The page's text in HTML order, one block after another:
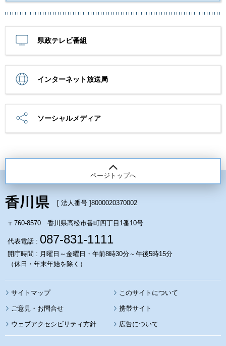
県政テレビ番組
インターネット放送局
ソーシャルメディア
ページトップへ
[ 法人番号 ]8000020370002
〒760-8570 香川県高松市番町四丁目1番10号
代表電話 : 087-831-1111
開庁時間 : 月曜日～金曜日・午前8時30分～午後5時15分
（休日・年末年始を除く）
サイトマップ このサイトについて
携帯サイト
ウェブアクセシビリティ方針 広告について